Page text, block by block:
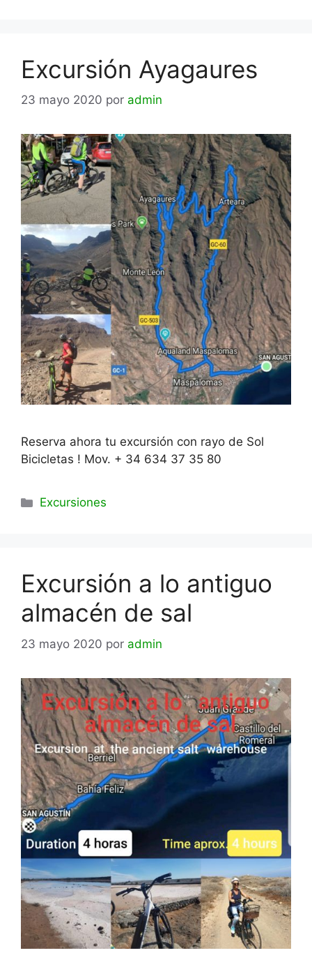
Excursión Ayagaures
23 mayo 2020 por admin
Reserva ahora tu excursión con rayo de Sol
Bicicletas ! Mov. + 34 634 37 35 80
Categorías
Excursiones
Excursión a lo antiguo
almacén de sal
23 mayo 2020 por admin